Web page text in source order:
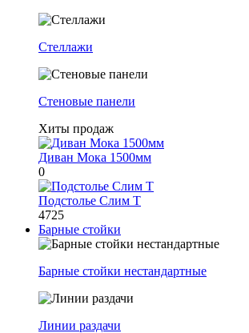
Стеллажи
Стеновые панели
Хиты продаж
Диван Мока 1500мм
0
Подстолье Слим Т
4725
Барные стойки
Барные стойки нестандартные
Линии раздачи